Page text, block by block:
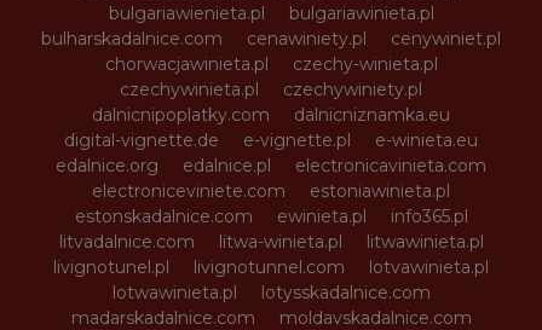
bulgariawienieta.pl
bulgariawinieta.pl
bulharskadalnice.com
cenawiniety.pl
cenywiniet.pl
chorwacjawinieta.pl
czechy-winieta.pl
czechywinieta.pl
czechywiniety.pl
dalnicnipoplatky.com
dalnicniznamka.eu
digital-vignette.de
e-vignette.pl
e-winieta.eu
edalnice.org
edalnice.pl
electronicavinieta.com
electroniceviniete.com
estoniawinieta.pl
estonskadalnice.com
ewinieta.pl
info365.pl
litvadalnice.com
litwa-winieta.pl
litwawinieta.pl
livignotunel.pl
livignotunnel.com
lotvawinieta.pl
lotwawinieta.pl
lotysskadalnice.com
madarskadalnice.com
moldavskadalnice.com